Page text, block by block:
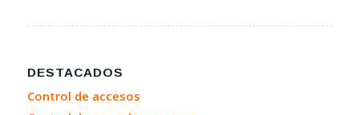
DESTACADOS
Control de accesos